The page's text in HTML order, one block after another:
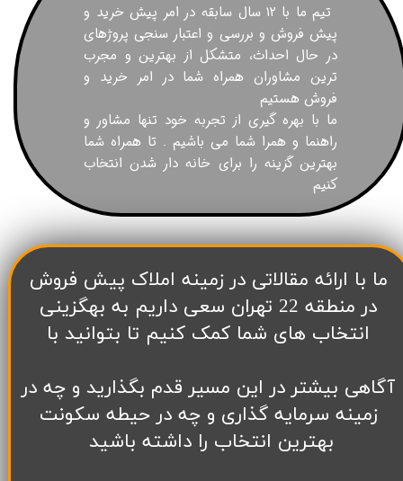
تیم ما با ۱۲ سال سابقه در امر پیش خرید و
پیش فروش و بررسی و اعتبار سنجی پروژهای
در حال احداث، متشکل از بهترین و مجرب
ترین مشاوران همراه شما در امر خرید و
فروش هستیم
ما با بهره گیری از تجربه خود تنها مشاور و
راهنما و همرا شما می باشیم . تا همراه شما
بهترین گزینه را برای خانه دار شدن انتخاب
کنیم
​ما با ارائه مقالاتی در زمینه املاک پیش فروش
در منطقه 22 تهران سعی داریم به بهگزینی
انتخاب های شما کمک کنیم تا بتوانید با
آگاهی بیشتر در این مسیر قدم بگذارید و چه در
زمینه سرمایه گذاری و چه در حیطه سکونت
بهترین انتخاب را داشته باشید